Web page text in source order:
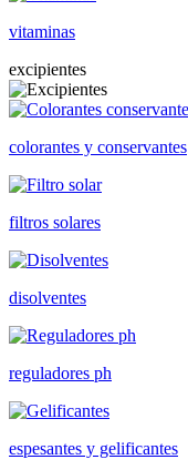
vitaminas
excipientes
colorantes y conservantes
filtros solares
disolventes
reguladores ph
espesantes y gelificantes